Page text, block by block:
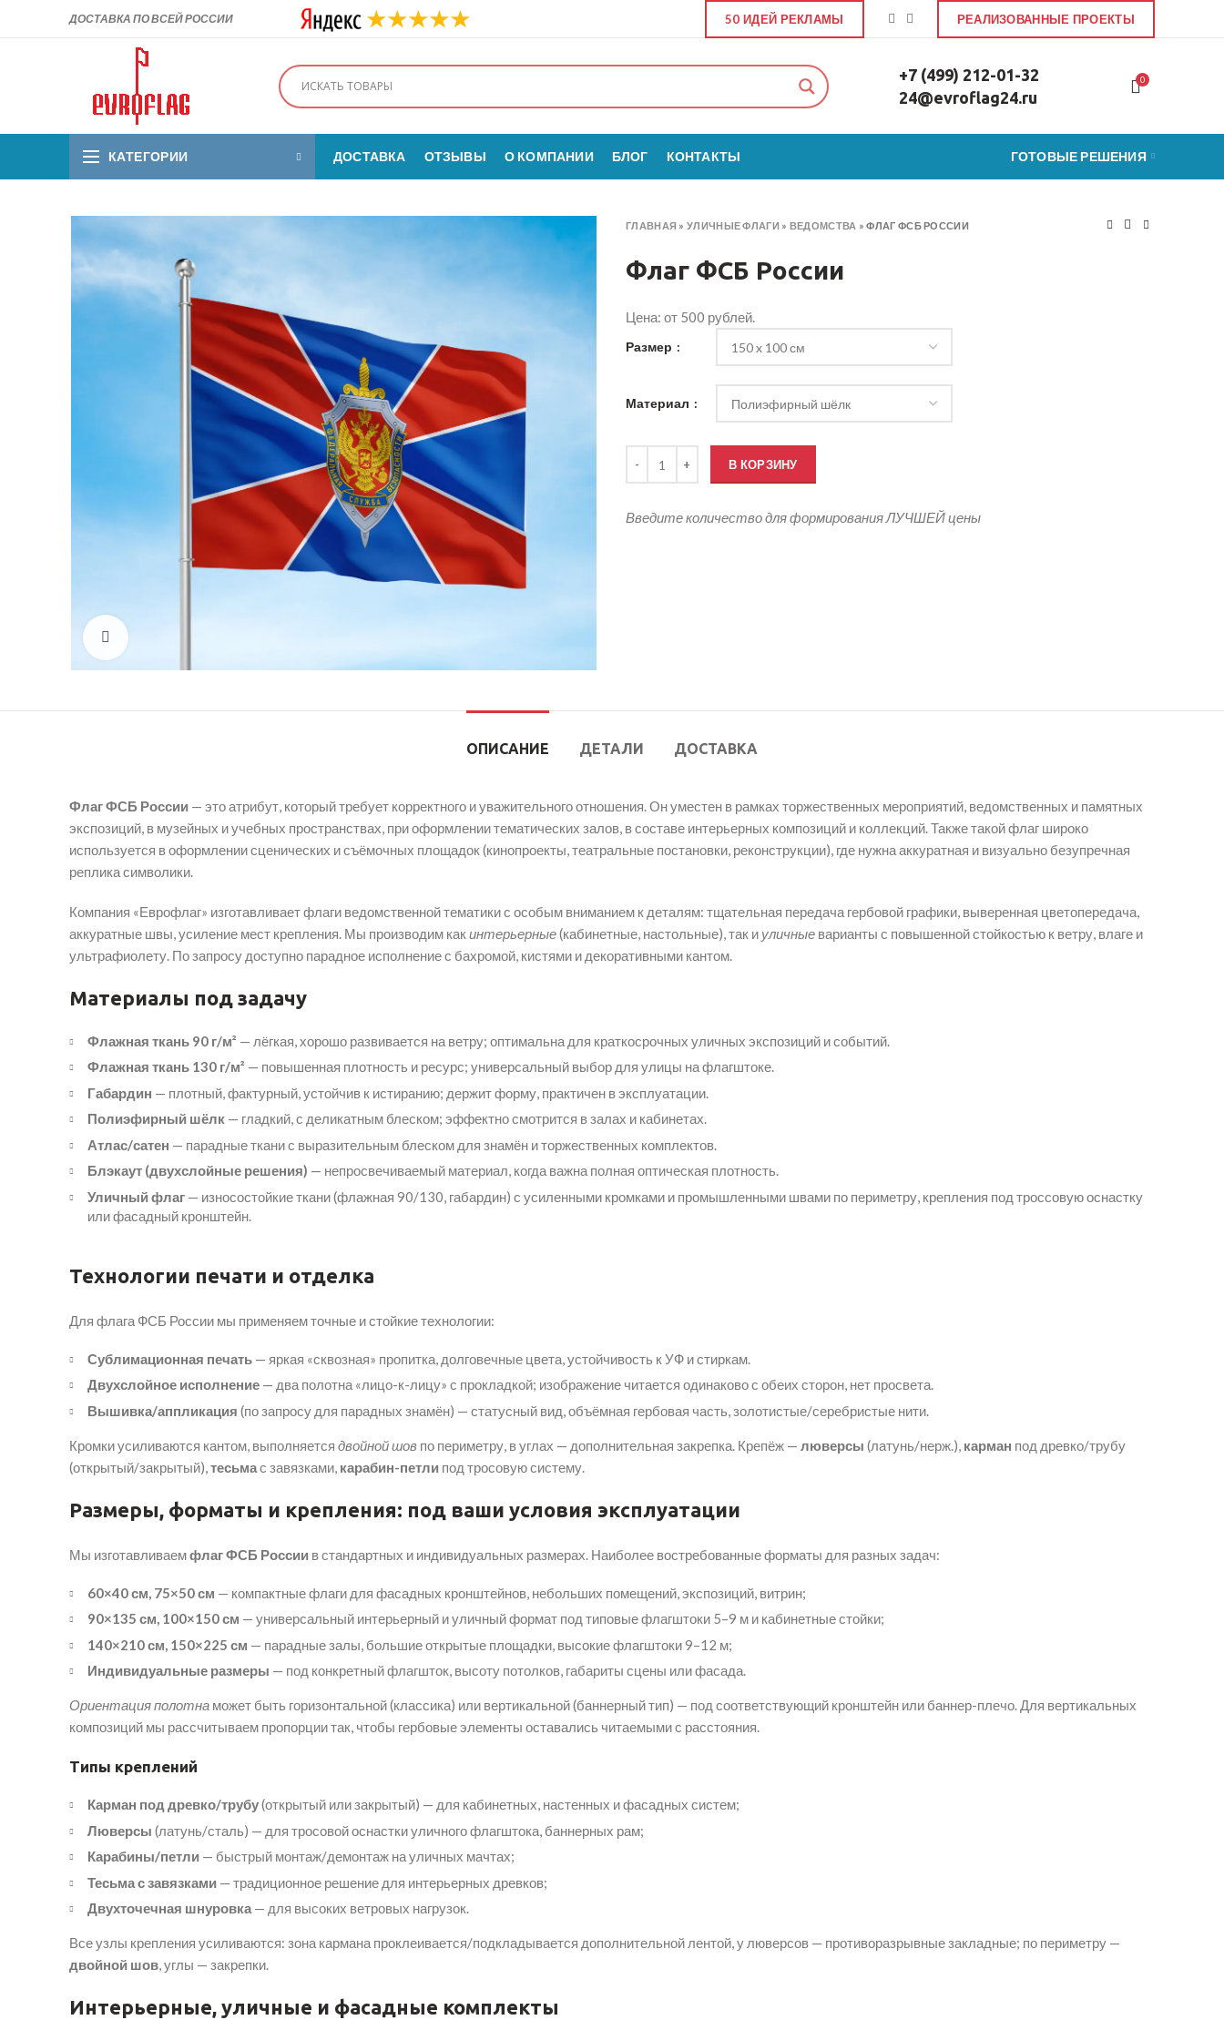
ДОСТАВКА ПО ВСЕЙ РОССИИ 50 ИДЕЙ РЕКЛАМЫ РЕАЛИЗОВАННЫЕ ПРОЕКТЫ
+7 (499) 212-01-32
24@evroflag24.ru
0
КАТЕГОРИИ ДОСТАВКА ОТЗЫВЫ О КОМПАНИИ БЛОГ КОНТАКТЫ ГОТОВЫЕ РЕШЕНИЯ
ГЛАВНАЯ »УЛИЧНЫЕ ФЛАГИ » ВЕДОМСТВА »ФЛАГ ФСБ РОССИИ
Флаг ФСБ России
Цена: от 500 рублей.
Размер
Материал
В КОРЗИНУ
Введите количество для формирования ЛУЧШЕЙ цены
ОПИСАНИЕ ДЕТАЛИ ДОСТАВКА
Флаг ФСБ России — это атрибут, который требует корректного и уважительного отношения. Он уместен в рамках торжественных мероприятий, ведомственных и памятных
экспозиций, в музейных и учебных пространствах, при оформлении тематических залов, в составе интерьерных композиций и коллекций. Также такой флаг широко
используется в оформлении сценических и съёмочных площадок (кинопроекты, театральные постановки, реконструкции), где нужна аккуратная и визуально безупречная
реплика символики.
Компания «Еврофлаг» изготавливает флаги ведомственной тематики с особым вниманием к деталям: тщательная передача гербовой графики, выверенная цветопередача,
аккуратные швы, усиление мест крепления. Мы производим какинтерьерные(кабинетные, настольные), так и уличные варианты с повышенной стойкостью к ветру, влаге и
ультрафиолету. По запросу доступно парадное исполнение с бахромой, кистями и декоративными кантом.
Материалы под задачу
Флажная ткань 90 г/м² — лёгкая, хорошо развивается на ветру; оптимальна для краткосрочных уличных экспозиций и событий.
Флажная ткань 130 г/м² — повышенная плотность и ресурс; универсальный выбор для улицы на флагштоке.
Габардин — плотный, фактурный, устойчив к истиранию; держит форму, практичен в эксплуатации.
Полиэфирный шёлк — гладкий, с деликатным блеском; эффектно смотрится в залах и кабинетах.
Атлас/сатен — парадные ткани с выразительным блеском для знамён и торжественных комплектов.
Блэкаут (двухслойные решения) — непросвечиваемый материал, когда важна полная оптическая плотность.
Уличный флаг — износостойкие ткани (флажная 90/130, габардин) с усиленными кромками и промышленными швами по периметру, крепления под троссовую оснастку
или фасадный кронштейн.
Технологии печати и отделка
Для флага ФСБ России мы применяем точные и стойкие технологии:
Сублимационная печать — яркая «сквозная» пропитка, долговечные цвета, устойчивость к УФ и стиркам.
Двухслойное исполнение — два полотна «лицо-к-лицу» с прокладкой; изображение читается одинаково с обеих сторон, нет просвета.
Вышивка/аппликация (по запросу для парадных знамён) — статусный вид, объёмная гербовая часть, золотистые/серебристые нити.
Кромки усиливаются кантом, выполняется двойной шов по периметру, в углах — дополнительная закрепка. Крепёж — люверсы (латунь/нерж.), карман под древко/трубу
(открытый/закрытый),тесьмас завязками, карабин-петли под тросовую систему.
Размеры, форматы и крепления: под ваши условия эксплуатации
Мы изготавливаемфлаг ФСБ России в стандартных и индивидуальных размерах. Наиболее востребованные форматы для разных задач:
60×40 см, 75×50 см — компактные флаги для фасадных кронштейнов, небольших помещений, экспозиций, витрин;
90×135 см, 100×150 см — универсальный интерьерный и уличный формат под типовые флагштоки 5–9 м и кабинетные стойки;
140×210 см, 150×225 см — парадные залы, большие открытые площадки, высокие флагштоки 9–12 м;
Индивидуальные размеры — под конкретный флагшток, высоту потолков, габариты сцены или фасада.
Ориентация полотна может быть горизонтальной (классика) или вертикальной (баннерный тип) — под соответствующий кронштейн или баннер-плечо. Для вертикальных
композиций мы рассчитываем пропорции так, чтобы гербовые элементы оставались читаемыми с расстояния.
Типы креплений
Карман под древко/трубу(открытый или закрытый) — для кабинетных, настенных и фасадных систем;
Люверсы (латунь/сталь) — для тросовой оснастки уличного флагштока, баннерных рам;
Карабины/петли — быстрый монтаж/демонтаж на уличных мачтах;
Тесьма с завязками — традиционное решение для интерьерных древков;
Двухточечная шнуровка — для высоких ветровых нагрузок.
Все узлы крепления усиливаются: зона кармана проклеивается/подкладывается дополнительной лентой, у люверсов — противоразрывные закладные; по периметру —
двойной шов, углы — закрепки.
Интерьерные, уличные и фасадные комплекты